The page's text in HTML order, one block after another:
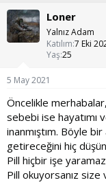
u
y
u
ş
a
t
a
n
l
a
n
g
a
r
h
Loner
Yalnız Adam
Katılım 7 Eki
Yaş 25
5 May 2021
Öncelikle
sebebi ise hayatımı
inanmıştım. Böyle
getireceğini hiç
Pill hiçbir işe
Pill okuyorsanız size